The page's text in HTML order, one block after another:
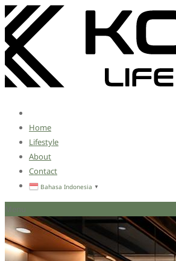
Home
Lifestyle
About
Contact
Bahasa Indonesia ▼